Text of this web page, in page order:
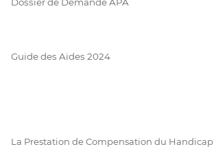
Guide des Aides 2024
La Prestation de Compensation du Handicap